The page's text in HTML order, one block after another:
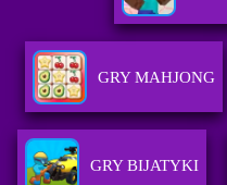
GRY MAHJONG
GRY BIJATYKI